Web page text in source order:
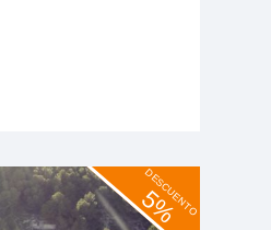
DESCUENTO
5%